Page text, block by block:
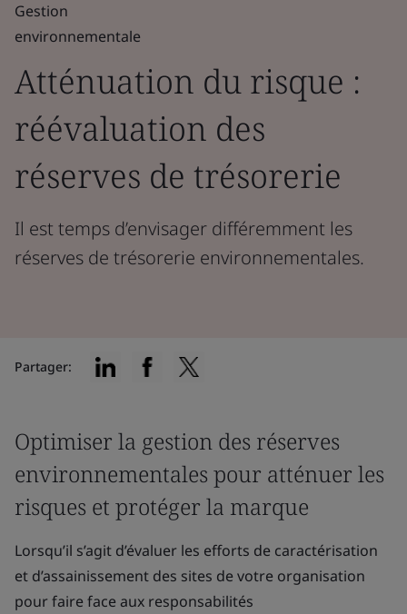
Gestion
environnementale
Atténuation du risque :
réévaluation des
réserves de trésorerie
Il est temps d’envisager différemment les
réserves de trésorerie environnementales.
Optimiser la gestion des réserves
environnementales pour atténuer les
risques et protéger la marque
Lorsqu’il s’agit d’évaluer les efforts de caractérisation
et d’assainissement des sites de votre organisation
pour faire face aux responsabilités
Partager: